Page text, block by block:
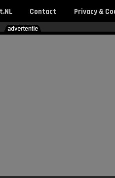
Contact Privacy &